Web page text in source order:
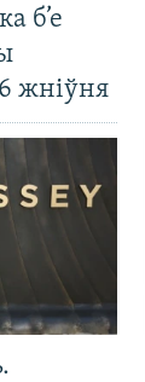
б’е
жніўня